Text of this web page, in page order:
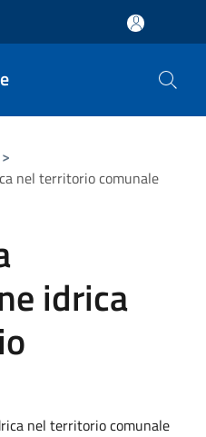
>
nel territorio comunale
idrica
nel territorio comunale